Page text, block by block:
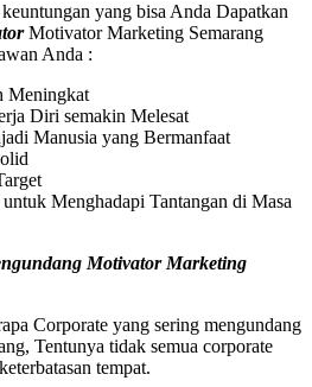
yang bisa Anda Dapatkan
Motivator Marketing Semarang
Anda :
Meningkat
Diri semakin Melesat
Manusia yang Bermanfaat
Menghadapi Tantangan di Masa
Motivator Marketing
Corporate yang sering mengundang
Tentunya tidak semua corporate
tempat.